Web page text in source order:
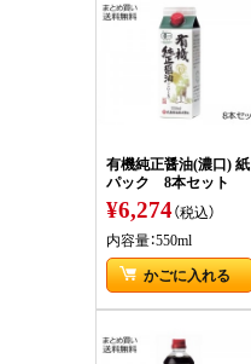
有機純正醤油(濃口) 紙
パック 8本セット
¥6,274（税込）
内容量：550ml
かごに入れる